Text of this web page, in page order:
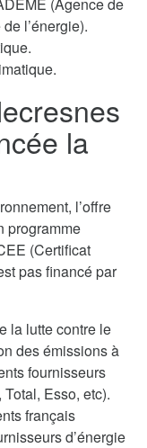
l’énergie).
la
l’offre
programme
(Certificat
pas financé par
la lutte contre le
des émissions à
fournisseurs
Esso, etc).
français
d’énergie